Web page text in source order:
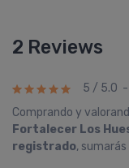
2 Reviews
5 / 5.0 -
Comprando y
Fortalecer Los
registrado, sumarás